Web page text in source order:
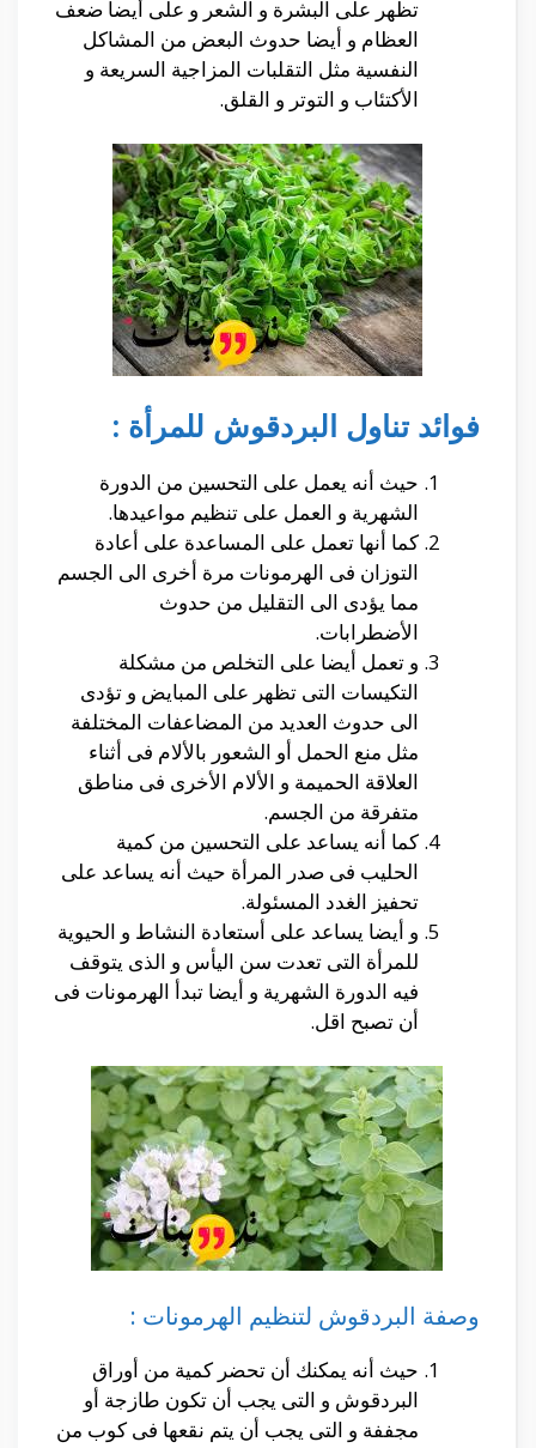
تظهر على البشرة و الشعر و على أيضا ضعف
العظام و أيضا حدوث البعض من المشاكل
النفسية مثل التقلبات المزاجية السريعة و
الأكتئاب و التوتر و القلق.
فوائد تناول البردقوش للمرأة :
حيث أنه يعمل على التحسين من الدورة
الشهرية و العمل على تنظيم مواعيدها.
كما أنها تعمل على المساعدة على أعادة
التوزان فى الهرمونات مرة أخرى الى الجسم
مما يؤدى الى التقليل من حدوث
الأضطرابات.
و تعمل أيضا على التخلص من مشكلة
التكيسات التى تظهر على المبايض و تؤدى
الى حدوث العديد من المضاعفات المختلفة
مثل منع الحمل أو الشعور بالألام فى أثناء
العلاقة الحميمة و الألام الأخرى فى مناطق
متفرقة من الجسم.
كما أنه يساعد على التحسين من كمية
الحليب فى صدر المرأة حيث أنه يساعد على
تحفيز الغدد المسئولة.
و أيضا يساعد على أستعادة النشاط و الحيوية
للمرأة التى تعدت سن اليأس و الذى يتوقف
فيه الدورة الشهرية و أيضا تبدأ الهرمونات فى
أن تصبح اقل.
وصفة البردقوش لتنظيم الهرمونات :
حيث أنه يمكنك أن تحضر كمية من أوراق
البردقوش و التى يجب أن تكون طازجة أو
مجففة و التى يجب أن يتم نقعها فى كوب من